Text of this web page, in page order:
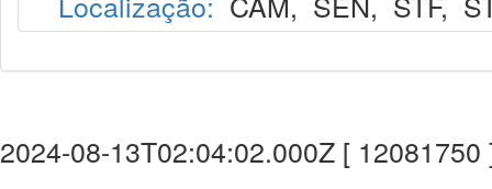
2024-08-13T02:04:02.000Z [ 12081750